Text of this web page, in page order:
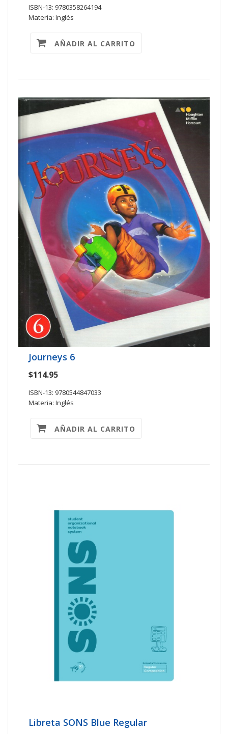
ISBN-13: 9780358264194
Materia: Inglés
AÑADIR AL CARRITO
Journeys 6
$114.95
ISBN-13: 9780544847033
Materia: Inglés
AÑADIR AL CARRITO
Libreta SONS Blue Regular